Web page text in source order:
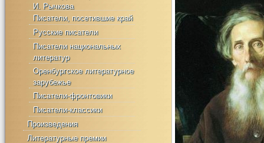
И. Рычкова
Писатели, посетившие край
Русские писатели
Писатели национальных
литератур
Оренбургское литературное
зарубежье
Писатели-фронтовики
Писатели-классики
Произведения
Литературные премии